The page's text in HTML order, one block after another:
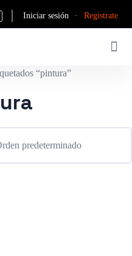
Iniciar sesión · Registrate
“pintura”